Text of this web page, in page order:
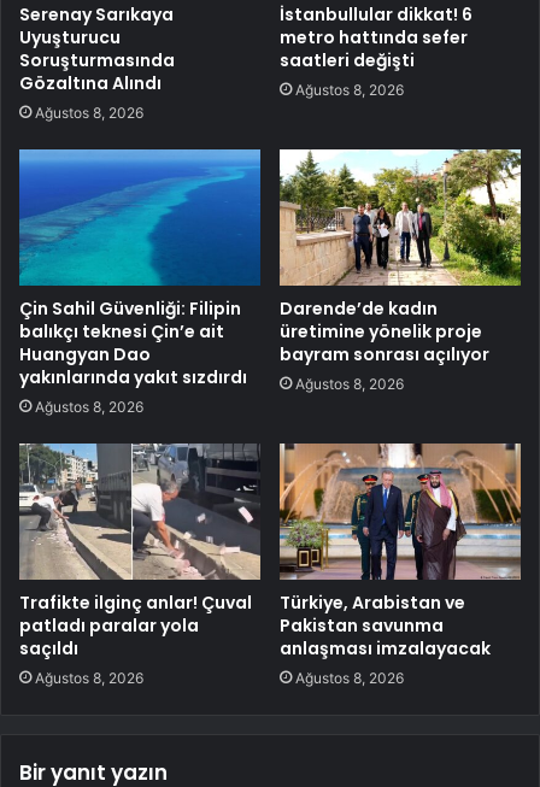
Serenay Sarıkaya
Uyuşturucu
Soruşturmasında
Gözaltına Alındı
Ağustos 8, 2026
İstanbullular dikkat! 6
metro hattında sefer
saatleri değişti
Ağustos 8, 2026
Çin Sahil Güvenliği: Filipin
balıkçı teknesi Çin’e ait
Huangyan Dao
yakınlarında yakıt sızdırdı
Ağustos 8, 2026
Darende’de kadın
üretimine yönelik proje
bayram sonrası açılıyor
Ağustos 8, 2026
Trafikte ilginç anlar! Çuval
patladı paralar yola
saçıldı
Ağustos 8, 2026
Türkiye, Arabistan ve
Pakistan savunma
anlaşması imzalayacak
Ağustos 8, 2026
Bir yanıt yazın